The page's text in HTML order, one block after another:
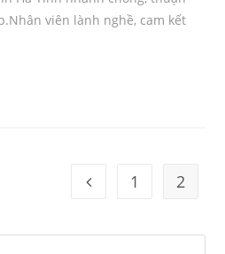
viên lành nghề, cam kết
1 2